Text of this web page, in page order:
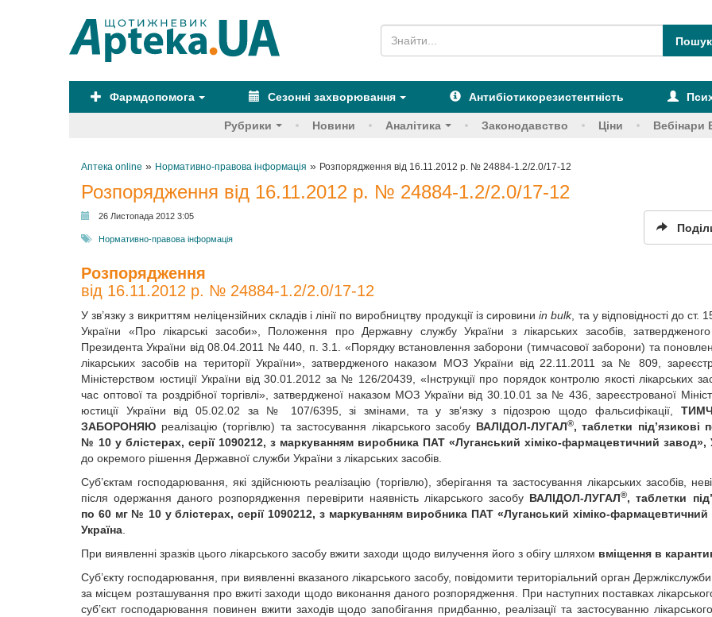
Фармдопомога Сезонні захворювання Антибіотикорезистентність
Рубрики Новини Аналітика Законодавство Ціни Вебінари
Аптека online » Нормативно-правова інформація » Розпорядження від 16.11.2012 р. № 24884-1.2/2.0/17-12
Розпорядження від 16.11.2012 р. № 24884-1.2/2.0/17-12
26 Листопада 2012 3:05
Нормативно-правова інформація
Розпорядження
від 16.11.2012 р. № 24884-1.2/2.0/17-12
У зв’язку з викриттям неліцензійних складів і лінії по виробництву продукції із сировиниin bulk, та у відповідності до ст.
України «Про лікарські засоби», Положення про Державну службу України з лікарських засобів,
Президента України від 08.04.2011 № 440, п. 3.1. «Порядку встановлення заборони (тимчасової заборони) та
лікарських засобів на території України», затвердженого наказом МОЗ України від 22.11.2011 за № 809,
Міністерством юстиції України від 30.01.2012 за № 126/20439, «Інструкції про порядок контролю якості лікарських
час оптової та роздрібної торгівлі», затвердженої наказом МОЗ України від 30.10.01 за № 436, зареєстрованої
юстиції України від 05.02.02 за № 107/6395, зі змінами, та у зв’язку з підозрою щодо фальсифікації,
ЗАБОРОНЯЮ реалізацію (торгівлю) та застосування лікарського засобу ВАЛІДОЛ-ЛУГАЛ®, таблетки під’язикові
№ 10 у блістерах, серії 1090212, з маркуванням виробника ПАТ «Луганський хіміко-фармацевтичний завод»,
до окремого рішення Державної служби України з лікарських засобів.
Суб’єктам господарювання, які здійснюють реалізацію (торгівлю), зберігання та застосування лікарських засобів,
після одержання даного розпорядження перевірити наявність лікарського засобу ВАЛІДОЛ-ЛУГАЛ®, таблетки
по 60 мг № 10 у блістерах, серії 1090212, з маркуванням виробника ПАТ «Луганський хіміко-фармацевтичний
Україна
При виявленні зразків цього лікарського засобу вжити заходи щодо вилучення його з обігу шляхом вміщення в
Суб’єкту господарювання, при виявленні вказаного лікарського засобу, повідомити територіальний орган
за місцем розташування про вжиті заходи щодо виконання даного розпорядження. При наступних поставках
суб’єкт господарювання повинен вжити заходів щодо запобігання придбанню, реалізації та застосуванню